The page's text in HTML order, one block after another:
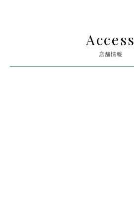
Access
店舗情報